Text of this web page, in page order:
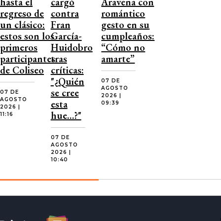
regreso de
un clásico:
estos son los
primeros
participantes
de Coliseo
07 DE
AGOSTO
2026 |
11:16
contra
Fran
García-
Huidobro
tras
críticas:
"¿Quién
se cree
esta
hue…?"
07 DE
AGOSTO
2026 |
10:40
romántico
gesto en su
cumpleaños:
“Cómo no
amarte”
07 DE
AGOSTO
2026 |
09:39